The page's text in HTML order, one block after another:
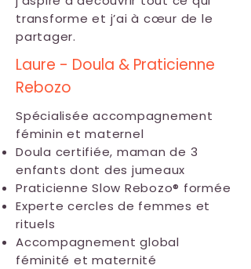
transforme et j’ai à cœur de le
partager.
Laure - Doula & Praticienne
Rebozo
Spécialisée accompagnement
féminin et maternel
Doula certifiée, maman de 3
enfants dont des jumeaux
Praticienne Slow Rebozo® formée
Experte cercles de femmes et
rituels
Accompagnement global
féminité et maternité